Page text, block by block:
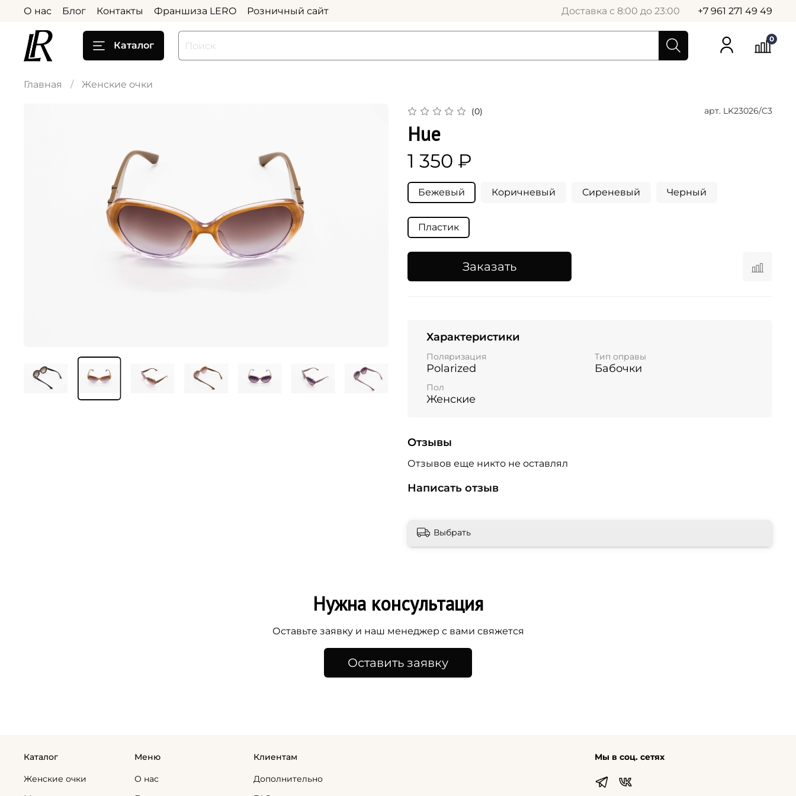
О нас Блог Контакты Франшиза LERO Розничный сайт Доставка с 8:00 до 23:00 +7 961 271 49 49
Каталог
0
Главная Женские очки
(0) арт. LK23026/C3
Hue
1 350 ₽
Бежевый Коричневый Сиреневый Черный
Пластик
Заказать
Характеристики
Поляризация
Polarized
Тип оправы
Бабочки
Пол
Женские
Отзывы
Отзывов еще никто не оставлял
Написать отзыв
Выбрать
Нужна консультация
Оставьте заявку и наш менеджер с вами свяжется
Оставить заявку
Каталог
Женские очки
Меню
О нас
Клиентам
Дополнительно
Мы в соц. сетях